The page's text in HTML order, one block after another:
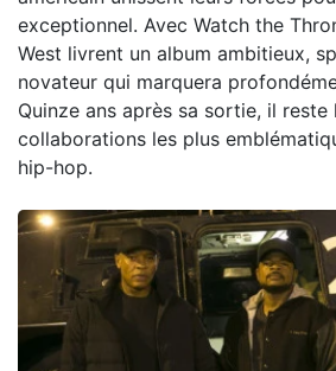
exceptionnel. Avec Watch the
West livrent un album ambitieux,
novateur qui marquera
Quinze ans après sa sortie, il reste
collaborations les plus
hip-hop.